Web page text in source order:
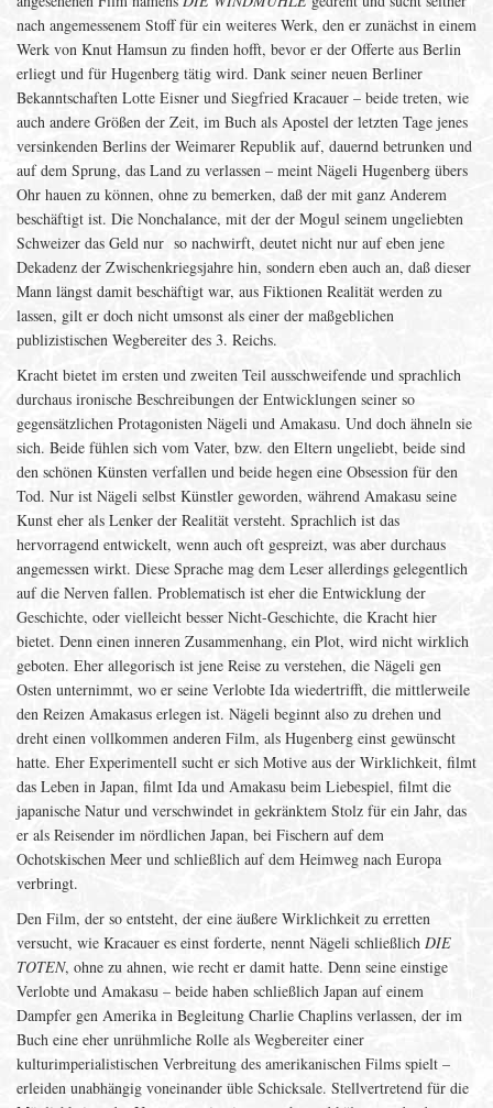
nach angemessenem Stoff für ein weiteres Werk, den er zunächst in einem
Werk von Knut Hamsun zu finden hofft, bevor er der Offerte aus Berlin
erliegt und für Hugenberg tätig wird. Dank seiner neuen Berliner
Bekanntschaften Lotte Eisner und Siegfried Kracauer – beide treten, wie
auch andere Größen der Zeit, im Buch als Apostel der letzten Tage jenes
versinkenden Berlins der Weimarer Republik auf, dauernd betrunken und
auf dem Sprung, das Land zu verlassen – meint Nägeli Hugenberg übers
Ohr hauen zu können, ohne zu bemerken, daß der mit ganz Anderem
beschäftigt ist. Die Nonchalance, mit der der Mogul seinem ungeliebten
Schweizer das Geld nur so nachwirft, deutet nicht nur auf eben jene
Dekadenz der Zwischenkriegsjahre hin, sondern eben auch an, daß dieser
Mann längst damit beschäftigt war, aus Fiktionen Realität werden zu
lassen, gilt er doch nicht umsonst als einer der maßgeblichen
publizistischen Wegbereiter des 3. Reichs.
Kracht bietet im ersten und zweiten Teil ausschweifende und sprachlich
durchaus ironische Beschreibungen der Entwicklungen seiner so
gegensätzlichen Protagonisten Nägeli und Amakasu. Und doch ähneln sie
sich. Beide fühlen sich vom Vater, bzw. den Eltern ungeliebt, beide sind
den schönen Künsten verfallen und beide hegen eine Obsession für den
Tod. Nur ist Nägeli selbst Künstler geworden, während Amakasu seine
Kunst eher als Lenker der Realität versteht. Sprachlich ist das
hervorragend entwickelt, wenn auch oft gespreizt, was aber durchaus
angemessen wirkt. Diese Sprache mag dem Leser allerdings gelegentlich
auf die Nerven fallen. Problematisch ist eher die Entwicklung der
Geschichte, oder vielleicht besser Nicht-Geschichte, die Kracht hier
bietet. Denn einen inneren Zusammenhang, ein Plot, wird nicht wirklich
geboten. Eher allegorisch ist jene Reise zu verstehen, die Nägeli gen
Osten unternimmt, wo er seine Verlobte Ida wiedertrifft, die mittlerweile
den Reizen Amakasus erlegen ist. Nägeli beginnt also zu drehen und
dreht einen vollkommen anderen Film, als Hugenberg einst gewünscht
hatte. Eher Experimentell sucht er sich Motive aus der Wirklichkeit, filmt
das Leben in Japan, filmt Ida und Amakasu beim Liebespiel, filmt die
japanische Natur und verschwindet in gekränktem Stolz für ein Jahr, das
er als Reisender im nördlichen Japan, bei Fischern auf dem
Ochotskischen Meer und schließlich auf dem Heimweg nach Europa
verbringt.
Den Film, der so entsteht, der eine äußere Wirklichkeit zu erretten
versucht, wie Kracauer es einst forderte, nennt Nägeli schließlich DIE
TOTEN, ohne zu ahnen, wie recht er damit hatte. Denn seine einstige
Verlobte und Amakasu – beide haben schließlich Japan auf einem
Dampfer gen Amerika in Begleitung Charlie Chaplins verlassen, der im
Buch eine eher unrühmliche Rolle als Wegbereiter einer
kulturimperialistischen Verbreitung des amerikanischen Films spielt –
erleiden unabhängig voneinander üble Schicksale. Stellvertretend für die